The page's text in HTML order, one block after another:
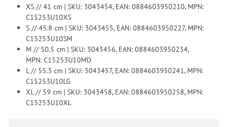
XS // 41 cm | SKU: 3043454, EAN: 0884603950210, MPN:
C15253U10XS
S // 45.8 cm | SKU: 3043455, EAN: 0884603950227, MPN:
C15253U10SM
M // 50.5 cm | SKU: 3043456, EAN: 0884603950234,
MPN: C15253U10MD
L // 55.3 cm | SKU: 3043457, EAN: 0884603950241, MPN:
C15253U10LG
XL // 59 cm | SKU: 3043458, EAN: 0884603950258, MPN:
C15253U10XL